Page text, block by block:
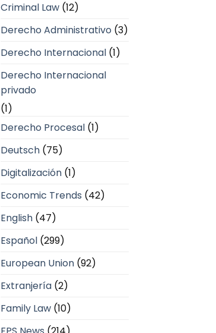
Criminal Law(12)
Derecho Administrativo (3)
Derecho Internacional(1)
Derecho Internacional
privado
(1)
Derecho Procesal(1)
Deutsch(75)
Digitalización(1)
Economic Trends (42)
English(47)
Español(299)
European Union(92)
Extranjería(2)
Family Law(10)